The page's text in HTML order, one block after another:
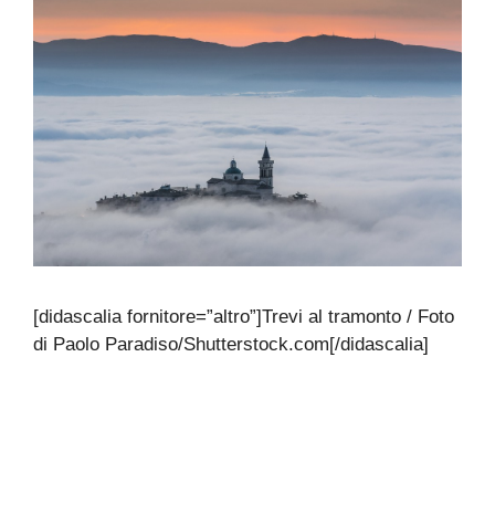
[didascalia fornitore=”altro”]Trevi al tramonto / Foto
di Paolo Paradiso/Shutterstock.com[/didascalia]